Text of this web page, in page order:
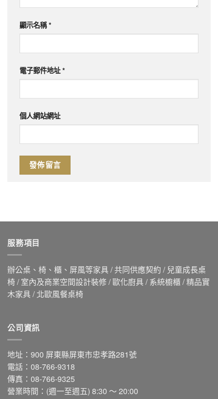
顯示名稱*
電子郵件地址*
個人網站網址
服務項目
辦公桌、椅、櫃、屏風等家具 / 共同供應契約 / 兒童成長桌
椅 / 室內及商業空間設計裝修 / 歐化廚具 / 系統櫥櫃 / 精品實
木家具 / 北歐風餐桌椅
公司資訊
地址：900 屏東縣屏東市忠孝路281號
電話：08-766-9318
傳真：08-766-9325
營業時間：(週一至週五) 8:30 ～ 20:00